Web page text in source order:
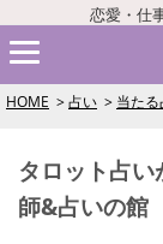
恋愛・仕
HOME 占い 当た
タロット占
師&占いの館